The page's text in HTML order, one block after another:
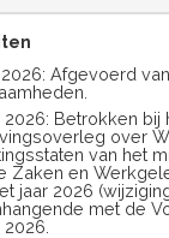
2026: Afgevoerd
2026: Betrokken bij
over
van het
Zaken en
jaar 2026
met de